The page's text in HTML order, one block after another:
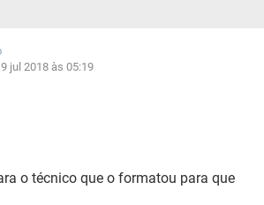
jul 2018 às 05:19
o técnico que o formatou para que